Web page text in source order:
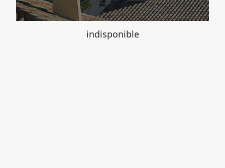
indisponible